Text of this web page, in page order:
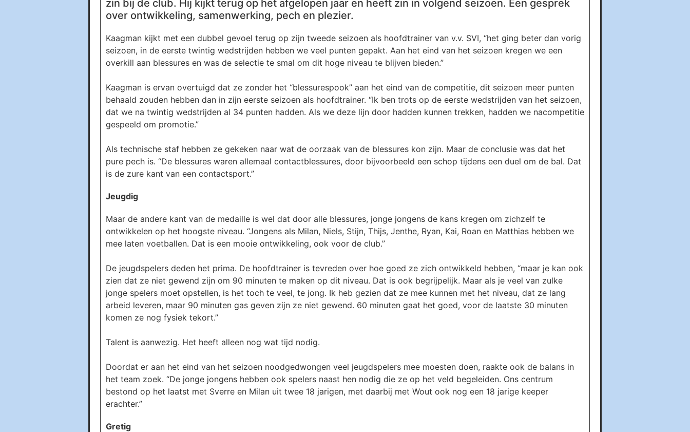
zin bij de club. Hij kijkt terug op het afgelopen jaar en heeft zin in volgend seizoen. Een gesprek
over ontwikkeling, samenwerking, pech en plezier.
Kaagman kijkt met een dubbel gevoel terug op zijn tweede seizoen als hoofdtrainer van v.v. SVI, “het ging beter dan vorig
seizoen, in de eerste twintig wedstrijden hebben we veel punten gepakt. Aan het eind van het seizoen kregen we een
overkill aan blessures en was de selectie te smal om dit hoge niveau te blijven bieden.”
Kaagman is ervan overtuigd dat ze zonder het “blessurespook” aan het eind van de competitie, dit seizoen meer punten
behaald zouden hebben dan in zijn eerste seizoen als hoofdtrainer. “Ik ben trots op de eerste wedstrijden van het seizoen,
dat we na twintig wedstrijden al 34 punten hadden. Als we deze lijn door hadden kunnen trekken, hadden we nacompetitie
gespeeld om promotie.”
Als technische staf hebben ze gekeken naar wat de oorzaak van de blessures kon zijn. Maar de conclusie was dat het
pure pech is. “De blessures waren allemaal contactblessures, door bijvoorbeeld een schop tijdens een duel om de bal. Dat
is de zure kant van een contactsport.”
Jeugdig
Maar de andere kant van de medaille is wel dat door alle blessures, jonge jongens de kans kregen om zichzelf te
ontwikkelen op het hoogste niveau. “Jongens als Milan, Niels, Stijn, Thijs, Jenthe, Ryan, Kai, Roan en Matthias hebben we
mee laten voetballen. Dat is een mooie ontwikkeling, ook voor de club.”
De jeugdspelers deden het prima. De hoofdtrainer is tevreden over hoe goed ze zich ontwikkeld hebben, “maar je kan ook
zien dat ze niet gewend zijn om 90 minuten te maken op dit niveau. Dat is ook begrijpelijk. Maar als je veel van zulke
jonge spelers moet opstellen, is het toch te veel, te jong. Ik heb gezien dat ze mee kunnen met het niveau, dat ze lang
arbeid leveren, maar 90 minuten gas geven zijn ze niet gewend. 60 minuten gaat het goed, voor de laatste 30 minuten
komen ze nog fysiek tekort.”
Talent is aanwezig. Het heeft alleen nog wat tijd nodig.
Doordat er aan het eind van het seizoen noodgedwongen veel jeugdspelers mee moesten doen, raakte ook de balans in
het team zoek. “De jonge jongens hebben ook spelers naast hen nodig die ze op het veld begeleiden. Ons centrum
bestond op het laatst met Sverre en Milan uit twee 18 jarigen, met daarbij met Wout ook nog een 18 jarige keeper
erachter.”
Gretig